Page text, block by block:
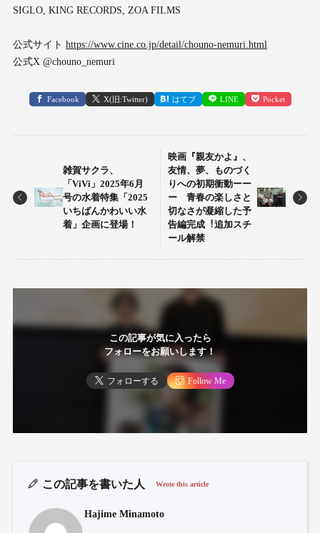
SIGLO, KING RECORDS, ZOA FILMS
公式サイト https://www.cine.co.jp/detail/chouno-nemuri.html
公式X @chouno_nemuri
Facebook X(旧:Twitter) はてブ LINE Pocket
雑賀サクラ、
「ViVi」2025年6月
号の水着特集「2025
いちばんかわいい水
着」企画に登場！
映画『親友かよ』、
友情、夢、ものづく
りへの初期衝動ーー
ー ⻘春の楽しさと
切なさが凝縮した予
告編完成︕追加スチ
ール解禁
この記事が気に入ったら
フォローをお願いします！
フォローする Follow Me
この記事を書いた人 Wrote this article
Hajime Minamoto